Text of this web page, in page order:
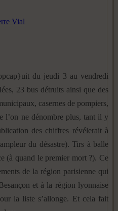
Vial
du jeudi 3 au vendredi
23 bus détruits ainsi que des
casernes de pompiers,
l’on ne dénombre plus, tant il y
des chiffres révélerait à
du désastre). Tirs à balle
(à quand le premier mort ?). Ce
de la région parisienne qui
et à la région lyonnaise
la liste s’allonge. Et cela fait